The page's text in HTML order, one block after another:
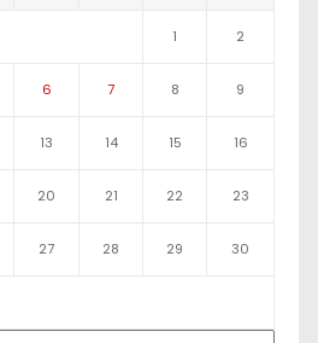
1 2
6 7 8 9
13 14 15 16
20 21 22 23
27 28 29 30